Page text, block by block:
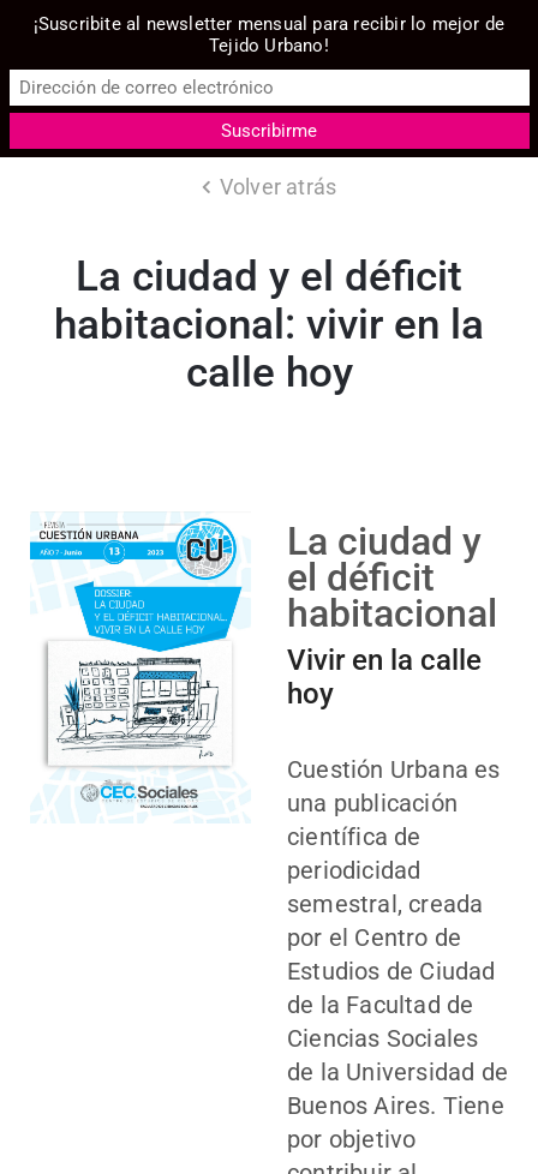
Volver atrás
La ciudad y el déficit
habitacional: vivir en la
calle hoy
La ciudad y
el déficit
habitacional
Vivir en la calle
hoy
Cuestión Urbana es
una publicación
científica de
periodicidad
semestral, creada
por el Centro de
Estudios de Ciudad
de la Facultad de
Ciencias Sociales
de la Universidad de
Buenos Aires. Tiene
por objetivo
¡Suscribite al newsletter mensual para recibir lo mejor de
Tejido Urbano!